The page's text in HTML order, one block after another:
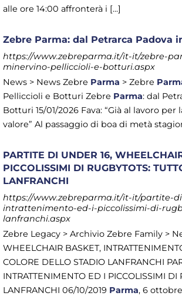
alle ore 14:00 affronterà i [...]
Zebre Parma: dal Petrarca Padova
https://www.zebreparma.it/it-it/zebre-
minervino-pelliccioli-e-botturi.aspx
News > News Zebre Parma > Zebre
Pelliccioli e Botturi Zebre Parma: dal
Botturi 15/01/2026 Fava: “Già al lavoro
valore” Al passaggio di boa di metà
PARTITE DI UNDER 16,
PICCOLISSIMI DI RUGBYTOTS:
LANFRANCHI
https://www.zebreparma.it/it-it/partite-
intrattenimento-ed-i-piccolissimi-di-
lanfranchi.aspx
Zebre Legacy > Archivio Zebre Family >
WHEELCHAIR BASKET,
COLORE DELLO STADIO LANFRANCHI
INTRATTENIMENTO ED I PICCOLISSIMI DI
LANFRANCHI 06/10/2019 Parma, 6 ottobre